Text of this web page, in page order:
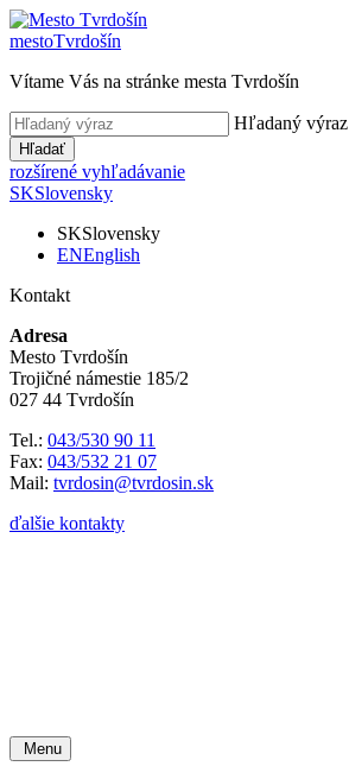
mestoTvrdošín
Vítame Vás na stránke mesta Tvrdošín
Hľadaný výraz
Hľadať
rozšírené vyhľadávanie
SKSlovensky
SKSlovensky
ENEnglish
Kontakt
Adresa
Mesto Tvrdošín
Trojičné námestie 185/2
027 44 Tvrdošín
Tel.: 043/530 90 11
Fax: 043/532 21 07
Mail: tvrdosin@tvrdosin.sk
ďalšie kontakty
Menu